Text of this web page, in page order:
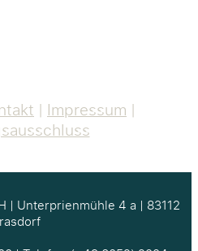
Impressum
| Unterprienmühle 4 a | 83112